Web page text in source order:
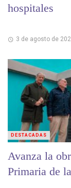
hospitales
3 de agosto de
Avanza la
Primaria de
DESTACADAS